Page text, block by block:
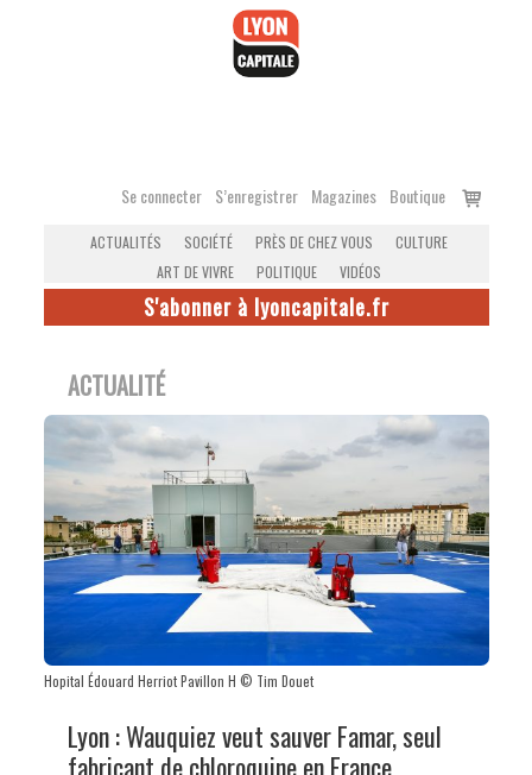
Se connecter S’enregistrer Magazines Boutique
Voir
ACTUALITÉS SOCIÉTÉ PRÈS DE CHEZ VOUS
CULTURE
ART DE VIVRE
POLITIQUE VIDÉOS
S'abonner à lyoncapitale.fr
ACTUALITÉ
Hopital Édouard Herriot Pavillon H © Tim Douet
Lyon : Wauquiez veut sauver Famar, seul
fabricant de chloroquine en France